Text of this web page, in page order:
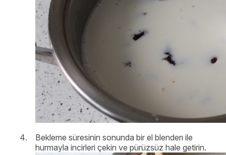
Bekleme süresinin sonunda bir el blenderı ile
hurmayla incirleri çekin ve pürüzsüz hale getirin.